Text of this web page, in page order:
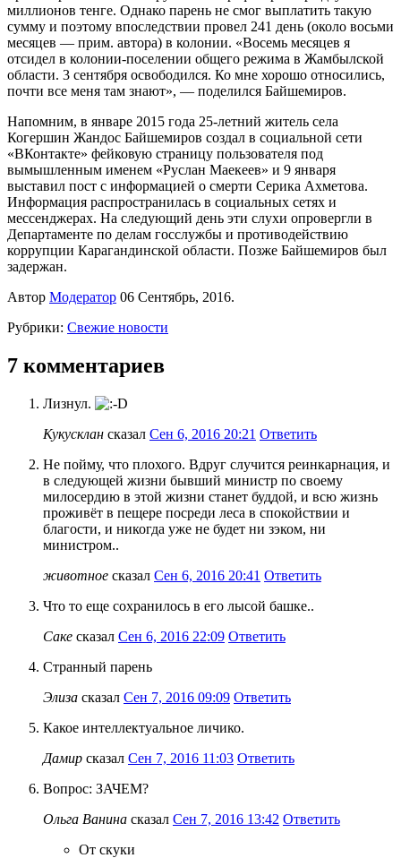
миллионов тенге. Однако парень не смог выплатить такую
сумму и поэтому впоследствии провел 241 день (около восьми
месяцев — прим. автора) в колонии. «Восемь месяцев я
отсидел в колонии-поселении общего режима в Жамбылской
области. 3 сентября освободился. Ко мне хорошо относились,
почти все меня там знают», — поделился Байшемиров.
Напомним, в январе 2015 года 25-летний житель села
Когершин Жандос Байшемиров создал в социальной сети
«ВКонтакте» фейковую страницу пользователя под
вымышленным именем «Руслан Маекеев» и 9 января
выставил пост с информацией о смерти Серика Ахметова.
Информация распространилась в социальных сетях и
мессенджерах. На следующий день эти слухи опровергли в
Департаменте по делам госслужбы и противодействию
коррупции Карагандинской области. Позже Байшемиров был
задержан.
Автор Модератор 06 Сентябрь, 2016.
Рубрики: Свежие новости
7 комментариев
Лизнул.
Кукусклан сказал Сен 6, 2016 20:21 Ответить
Не пойму, что плохого. Вдруг случится реинкарнация, и
в следующей жизни бывший министр по своему
милосердию в этой жизни станет буддой, и всю жизнь
проживёт в пещере посреди леса в спокойствии и
благости, и никогда уже не будет ни зэком, ни
министром..
животное сказал Сен 6, 2016 20:41 Ответить
Что то еще сохранилось в его лысой башке..
Саке сказал Сен 6, 2016 22:09 Ответить
Странный парень
Элиза сказал Сен 7, 2016 09:09 Ответить
Какое интеллектуальное личико.
Дамир сказал Сен 7, 2016 11:03 Ответить
Вопрос: ЗАЧЕМ?
Ольга Ванина сказал Сен 7, 2016 13:42 Ответить
От скуки